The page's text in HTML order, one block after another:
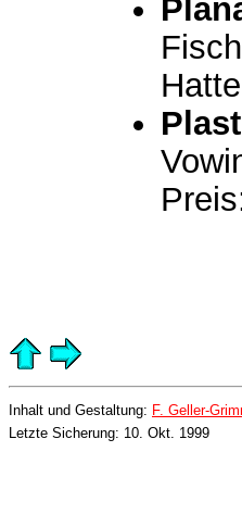
Inhalt und Gestaltung: F. Geller-
Letzte Sicherung: 10. Okt. 1999